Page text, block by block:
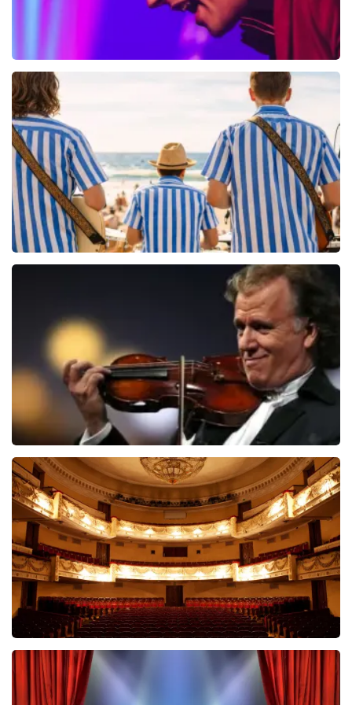
Bouke And The Elvis Matters Band
BEKIJKEN
Andre Rieu
5606+ reviews
BEKIJKEN
Malle Babbe
704+ reviews